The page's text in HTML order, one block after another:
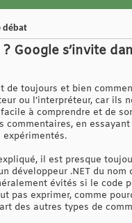
débat
Google s’invite
toujours et bien
ou l’interpréteur, car ils
à comprendre et de
en
expérimentés.
il est presque
développeur .NET du nom
évités si le code
pas exprimer, comme
des autres types de